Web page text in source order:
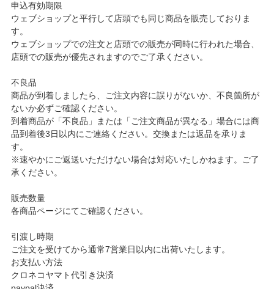
申込有効期限
ウェブショップと平行して店頭でも同じ商品を販売しておりま
す。
ウェブショップでの注文と店頭での販売が同時に行われた場合、
店頭での販売が優先されますのでご了承ください。
不良品
商品が到着しましたら、ご注文内容に誤りがないか、不良箇所が
ないか必ずご確認ください。
到着商品が「不良品」または「ご注文商品が異なる」場合には商
品到着後3日以内にご連絡ください。交換または返品を承りま
す。
※速やかにご返送いただけない場合は対応いたしかねます。ご了
承ください。
販売数量
各商品ページにてご確認ください。
引渡し時期
ご注文を受けてから通常7営業日以内に出荷いたします。
お支払い方法
クロネコヤマト代引き決済